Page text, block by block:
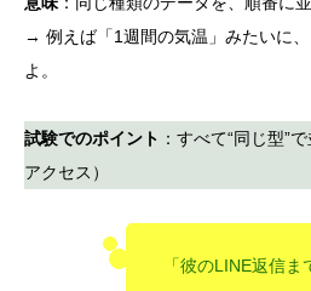
→ 例えば「1週間の気温」みたいに
よ。
試験でのポイント ：すべて“同じ型”
アクセス）
「彼のLINE返信